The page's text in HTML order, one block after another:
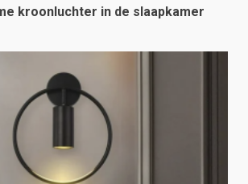
kroonluchter in de slaapkamer